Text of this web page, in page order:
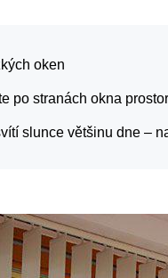
oken
po stranách okna
slunce většinu dne –